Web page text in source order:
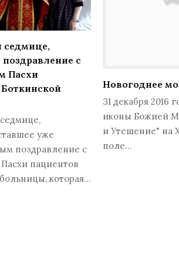
седмице,
поздравление с
Пасхи
уже
поздравление с
пациентов
которая…
Новогоднее
31 декабря 2016
иконы Божией
и Утешение" на
поле…